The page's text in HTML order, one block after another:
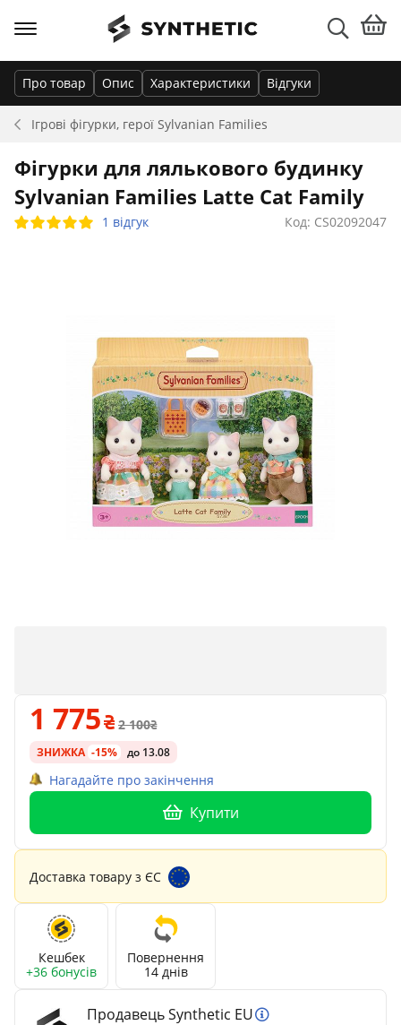
Ігрові фігурки, герої Sylvanian Families
Про товар Опис Характеристики Відгуки
Фігурки для лялькового будинку
Sylvanian Families Latte Cat Family
1 відгук Код: CS02092047
1 775 2 100
ЗНИЖКА -15% до 13.08
Нагадайте про закінчення
Купити
Доставка товару з ЄС
Кешбек
+36 бонусів
Повернення
14 днів
Продавець Synthetic EU